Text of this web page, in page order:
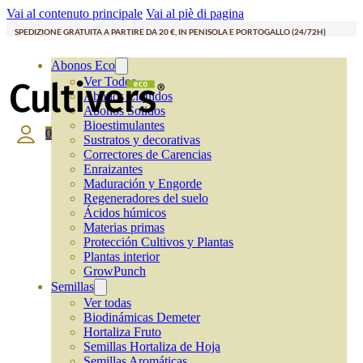
Vai al contenuto principale Vai al piè di pagina
SPEDIZIONE GRATUITA A PARTIRE DA 20 €, IN PENISOLA E PORTOGALLO (24/72H)
Abonos Eco
Ver Todos
Abonos Líquidos
Abonos Solidos
Bioestimulantes
Sustratos y decorativas
Correctores de Carencias
Enraizantes
Maduración y Engorde
Regeneradores del suelo
Ácidos húmicos
Materias primas
Protección Cultivos y Plantas
Plantas interior
GrowPunch
Semillas
Ver todas
Biodinámicas Demeter
Hortaliza Fruto
Semillas Hortaliza de Hoja
0